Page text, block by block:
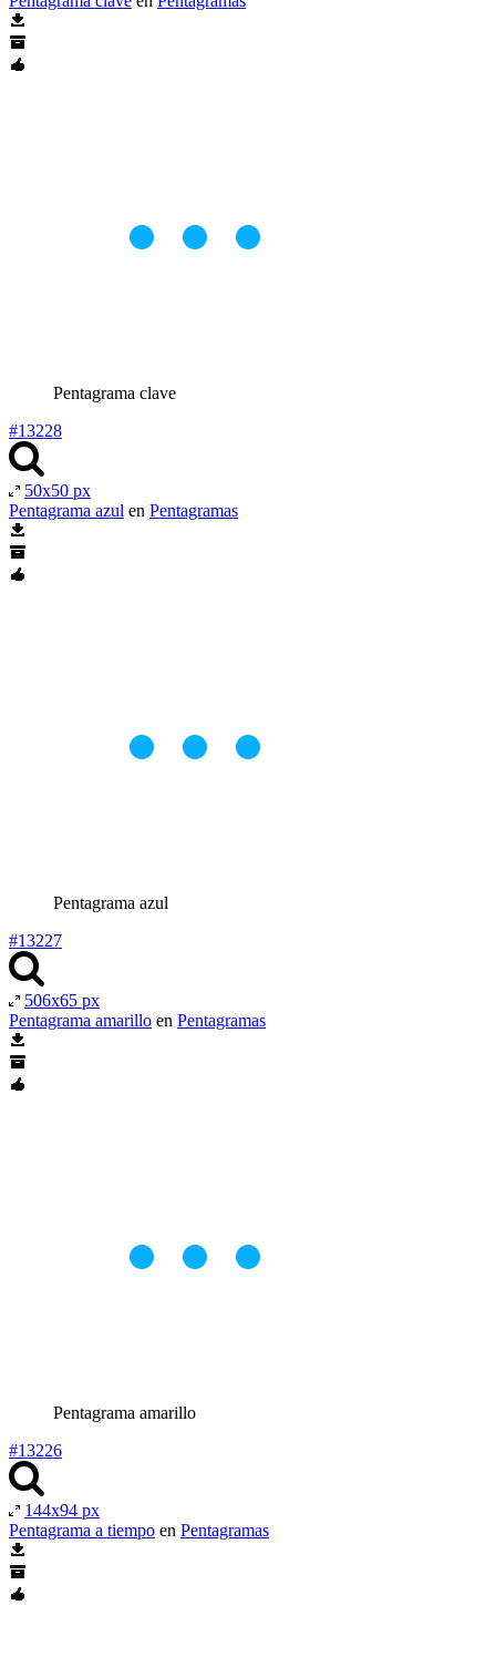
Pentagrama clave
#13228
50x50 px
Pentagrama azul en Pentagramas
Pentagrama azul
#13227
506x65 px
Pentagrama amarillo en Pentagramas
Pentagrama amarillo
#13226
144x94 px
Pentagrama a tiempo en Pentagramas